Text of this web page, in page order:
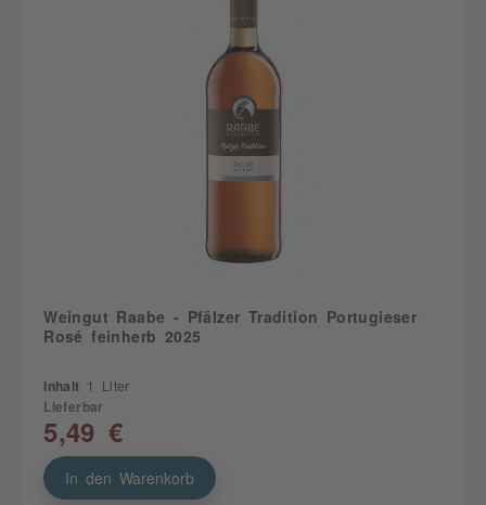
Weingut Raabe - Pfälzer Tradition Portugieser
Rosé feinherb 2025
Inhalt 1 Liter
Lieferbar
5,49 €
In den Warenkorb